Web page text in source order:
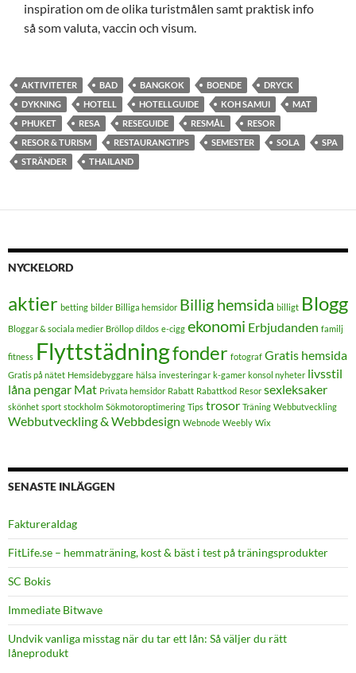
inspiration om de olika turistmålen samt praktisk info
så som valuta, vaccin och visum.
AKTIVITETER BAD BANGKOK BOENDE
DRYCK
DYKNING
HOTELL HOTELLGUIDE KOH SAMUI
MAT
PHUKET
RESA RESEGUIDE RESMÅL
RESOR
RESOR & TURISM
RESTAURANGTIPS SEMESTER SOLA
SPA
STRÄNDER
THAILAND
NYCKELORD
aktier betting bilder Billiga hemsidor Billig hemsida billigt Blogg
Bloggar & sociala medier Bröllop dildos e-cigg ekonomi Erbjudanden familj
fitness Flyttstädningfonder fotograf Gratis hemsida
Gratis på nätet Hemsidebyggare hälsa investeringar k-gamer konsol nyheter livsstil
låna pengar Mat Privata hemsidor Rabatt Rabattkod Resor sexleksaker
skönhet sport stockholm Sökmotoroptimering Tips trosor Träning Webbutveckling
Webbutveckling & Webbdesign Webnode Weebly Wix
SENASTE INLÄGGEN
FaktureraIdag
FitLife.se – hemmaträning, kost & bäst i test på träningsprodukter
SC Bokis
Immediate Bitwave
Undvik vanliga misstag när du tar ett lån: Så väljer du rätt
låneprodukt